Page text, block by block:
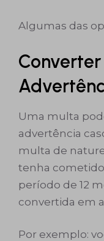
Algumas das
Uma multa
advertência
multa de
tenha
período de 12
convertida em
Por exemplo: